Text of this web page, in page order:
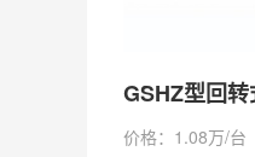
GSHZ型回
价格：1.08万/台